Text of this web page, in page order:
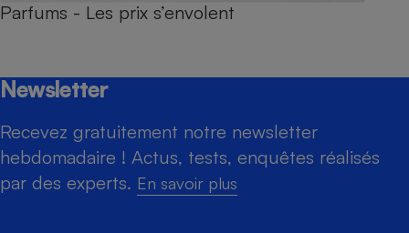
Parfums - Les prix s’envolent
Newsletter
Recevez gratuitement notre newsletter
hebdomadaire ! Actus, tests, enquêtes réalisés
par des experts. En savoir plus